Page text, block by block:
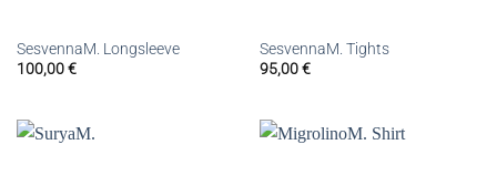
SesvennaM. Longsleeve
100,00€
SesvennaM. Tights
95,00€